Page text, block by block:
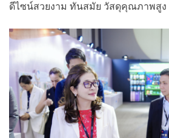
ดีไซน์สวยงาม ทันสมัย วัสดุคุณภาพสูง